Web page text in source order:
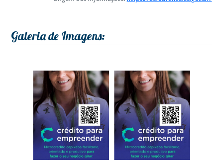
Galeria de Imagens: